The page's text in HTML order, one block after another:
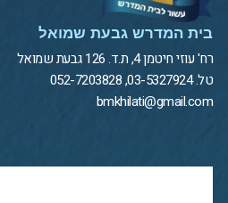
בית המדרש גבעת שמואל
רח' עוזי חיטמן 4, ת.ד. 126 גבעת שמואל
טל. 03-5327924, 052-7203828
bmkhilati@gmail.com